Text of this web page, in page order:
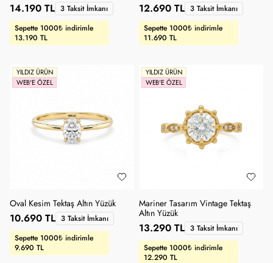
Sepette 1000₺ indirimle
13.190 TL
14.190 TL 3 Taksit İmkanı
Sepette 1000₺ indirimle
11.690 TL
12.690 TL 3 Taksit İmkanı
YILDIZ ÜRÜN
WEB'E ÖZEL
Oval Kesim Tektaş Altın Yüzük
Sepette 1000₺ indirimle
9.690 TL
10.690 TL 3 Taksit İmkanı
YILDIZ ÜRÜN
WEB'E ÖZEL
Mariner Tasarım Vintage Tektaş
Altın Yüzük
Sepette 1000₺ indirimle
12.290 TL
13.290 TL 3 Taksit İmkanı